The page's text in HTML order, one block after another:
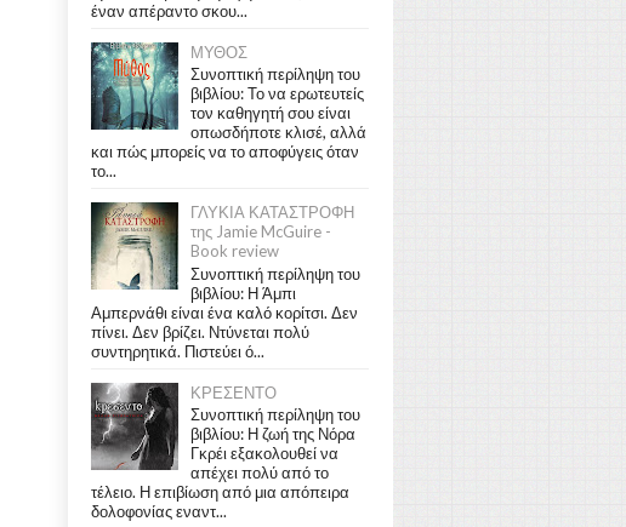
έναν απέραντο σκου...
ΜΥΘΟΣ
Συνοπτική περίληψη του
βιβλίου: Το να ερωτευτείς
τον καθηγητή σου είναι
οπωσδήποτε κλισέ, αλλά
και πώς μπορείς να το αποφύγεις όταν
το...
ΓΛΥΚΙΑ ΚΑΤΑΣΤΡΟΦΗ
της Jamie McGuire -
Book review
Συνοπτική περίληψη του
βιβλίου: Η Άμπι
Αμπερνάθι είναι ένα καλό κορίτσι. Δεν
πίνει. Δεν βρίζει. Ντύνεται πολύ
συντηρητικά. Πιστεύει ό...
ΚΡΕΣΕΝΤΟ
Συνοπτική περίληψη του
βιβλίου: Η ζωή της Νόρα
Γκρέι εξακολουθεί να
απέχει πολύ από το
τέλειο. Η επιβίωση από μια απόπειρα
δολοφονίας εναντ...